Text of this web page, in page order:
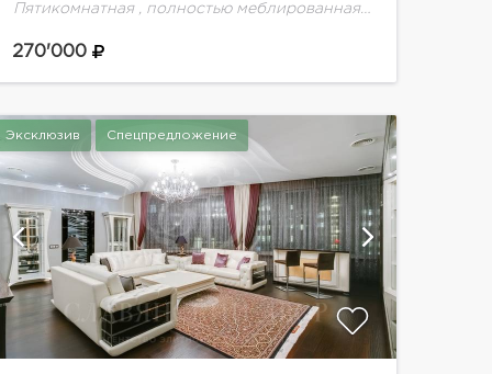
Пятикомнатная , полностью меблированная
дизайнерским ремонтом в малонаселенном
270'000
Эксклюзив Спецпредложение